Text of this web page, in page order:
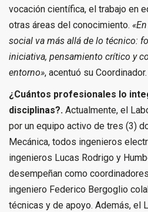
vocación científica, el trabajo en
otras áreas del conocimiento.
social va más allá de lo técnico:
iniciativa, pensamiento crítico y
entorno», acentuó su Coordinador.
¿Cuántos profesionales lo
disciplinas?. Actualmente, el
por un equipo activo de tres (3)
Mecánica, todos ingenieros
ingenieros Lucas Rodrigo y
desempeñan como
ingeniero Federico Bergoglio
técnicas y de apoyo. Además, el